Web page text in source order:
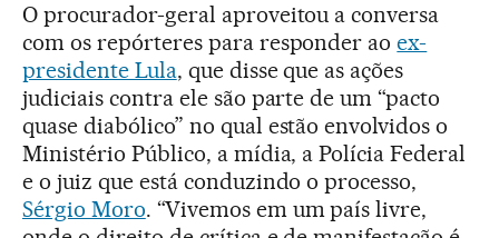
O procurador-geral aproveitou a conversa
com os repórteres para responder aoex-
presidente Lula, que disse que as ações
judiciais contra ele são parte de um “pacto
quase diabólico” no qual estão envolvidos o
Ministério Público, a mídia, a Polícia Federal
e o juiz que está conduzindo o processo,
Sérgio Moro. “Vivemos em um país livre,